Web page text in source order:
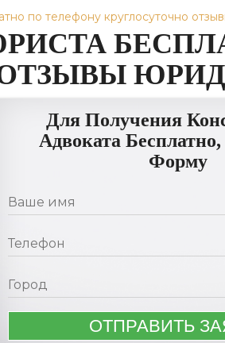
по телефону круглосуточно
Для Получения
Адвоката
Форму